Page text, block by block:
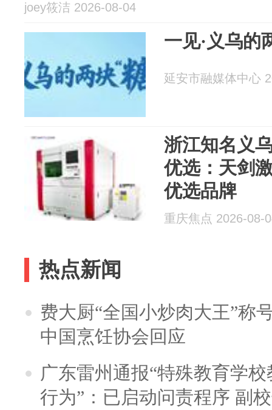
joey筱洁 2026-08-04
一见·义乌的
延安市融媒体中心
浙江知名义
优选：天剑
优选品牌
重庆焦点 2026-08-
热点新闻
费大厨“全国小炒肉大王”称
中国烹饪协会回应
广东雷州通报“特殊教育学
行为”：已启动问责程序 副